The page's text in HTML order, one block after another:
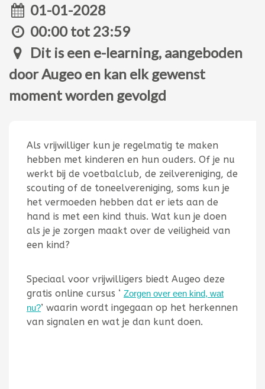
01-01-2028
00:00 tot 23:59
Dit is een e-learning, aangeboden
door Augeo en kan elk gewenst
moment worden gevolgd
Als vrijwilliger kun je regelmatig te maken
hebben met kinderen en hun ouders. Of je nu
werkt bij de voetbalclub, de zeilvereniging, de
scouting of de toneelvereniging, soms kun je
het vermoeden hebben dat er iets aan de
hand is met een kind thuis. Wat kun je doen
als je je zorgen maakt over de veiligheid van
een kind?
Speciaal voor vrijwilligers biedt Augeo deze
gratis online cursus ‘ Zorgen over een kind, wat
nu?’ waarin wordt ingegaan op het herkennen
van signalen en wat je dan kunt doen.